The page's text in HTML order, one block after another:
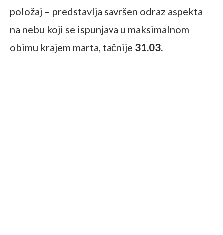
položaj – predstavlja savršen odraz aspekta
na nebu koji se ispunjava u maksimalnom
obimu krajem marta, tačnije 31.03.